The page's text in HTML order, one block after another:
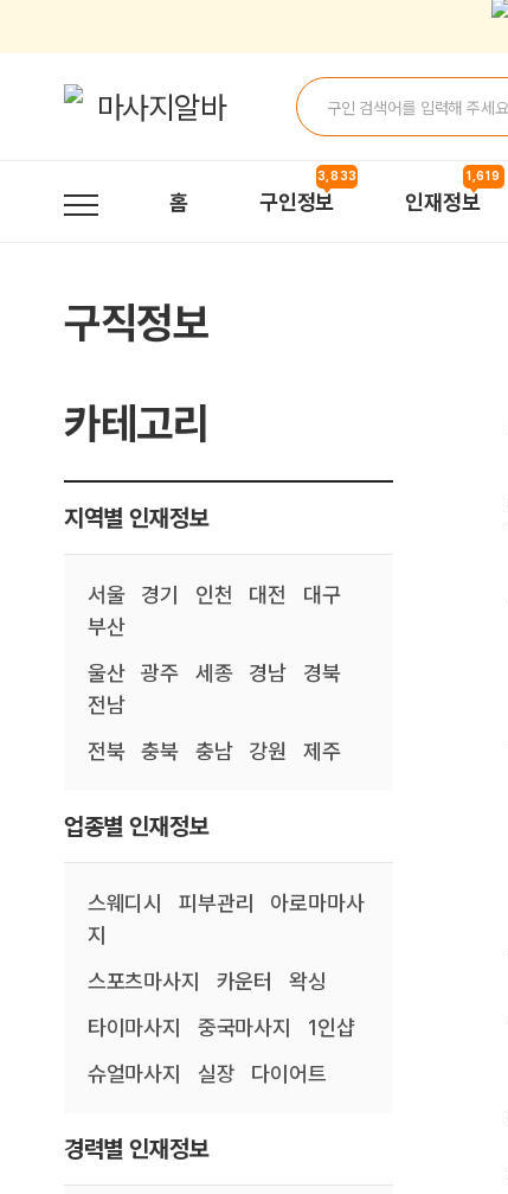
홈 구인정보
3,833
인재정보
1,619
구직정보
카테고리
지역별 인재정보
서울 경기 인천 대전
대구
부산
울산
광주 세종 경남
경북
전남
전북
충북 충남 강원 제주
업종별 인재정보
스웨디시 피부관리
아로마마사
지
스포츠마사지
카운터
왁싱
타이마사지
중국마사지
1인샵
슈얼마사지
실장 다이어트
경력별 인재정보